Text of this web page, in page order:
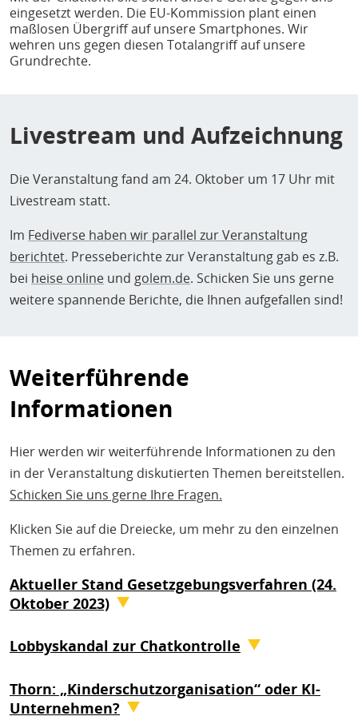
Zuletzt ist die EU-Kommissarin wegen mehrerer
Skandale zur Chatkontrolle in heftige Kritik geraten. Eine
investigative Recherche, ursprünglich veröffentlicht von
Johansson mitillegalem Mikrotargetingvon EU-
ausgeübt haben, welche sich kritisch gegenüber den
vorgeschlagenen Überwachungsmaßnahmen verhalten.
Digitalcourage und das Bündnis
„ChatkontrolleSTOPPEN!“ fordern, den
Gesetzesvorschlag mit der Chatkontrolle abzulehnen.
eingesetzt werden. Die EU-Kommission plant einen
maßlosen Übergriff auf unsere Smartphones. Wir
wehren uns gegen diesen Totalangriff auf unsere
Grundrechte.
Livestream und Aufzeichnung
Die Veranstaltung fand am 24. Oktober um 17 Uhr mit
Livestream statt.
Im Fediverse haben wir parallel zur Veranstaltung
berichtet. Presseberichte zur Veranstaltung gab es z.B.
bei heise online und golem.de. Schicken Sie uns gerne
weitere spannende Berichte, die Ihnen aufgefallen sind!
Weiterführende
Informationen
Hier werden wir weiterführende Informationen zu den
in der Veranstaltung diskutierten Themen bereitstellen.
Schicken Sie uns gerne Ihre Fragen.
Klicken Sie auf die Dreiecke, um mehr zu den einzelnen
Themen zu erfahren.
Aktueller Stand Gesetzgebungsverfahren (24.
Oktober 2023)
Chatkontrolleam 11. Mai 2022 vorgelegt und
Aktuell suchen sowohl das Europäische Parlament, als
Lobbyskandal zur Chatkontrolle
Online und in vielen anderen europäischen Medien, hat
Thorn: „Kinderschutzorganisation“ oder KI-
Unternehmen?